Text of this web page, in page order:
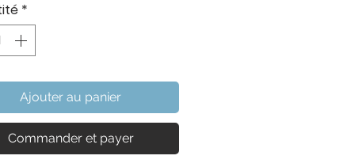
*
Ajouter au panier
Commander et payer